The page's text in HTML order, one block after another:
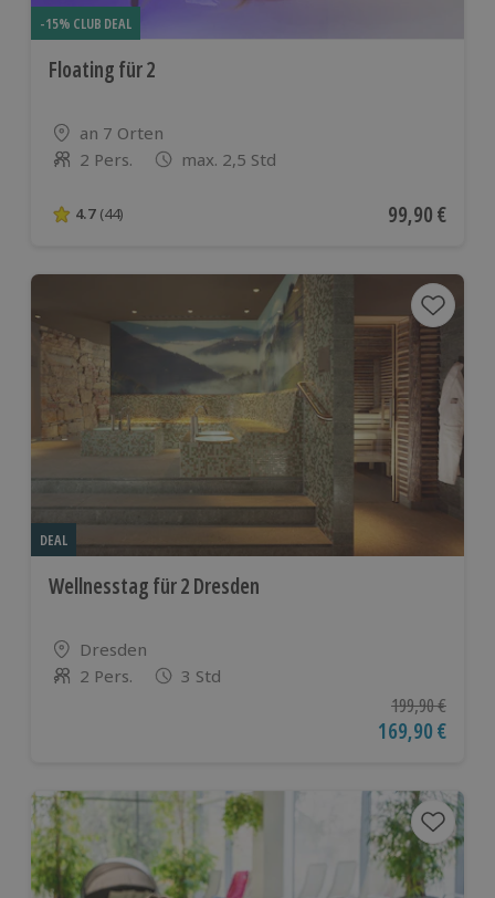
-15% CLUB DEAL
Floating für 2
Standort
an 7 Orten
Anzahl der Teilnehmer
2 Pers. max. 2,5 Std
4.7 von 5 Sternen basierend auf 44 Bewertungen
4.7 (44) Aktueller
99,90 €
DEAL
Wellnesstag für 2 Dresden
Standort
Dresden
Anzahl der Teilnehmer
2 Pers. 3 Std
Ursprünglicher
199,90 €
Aktueller Preis
169,90 €